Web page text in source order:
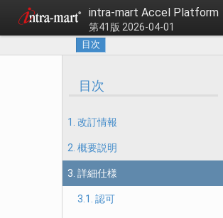
intra-mart Accel Platform
第41版 2026-04-01
目次
目次
1. 改訂情報
2. 概要説明
3. 詳細仕様
3.1. 認可